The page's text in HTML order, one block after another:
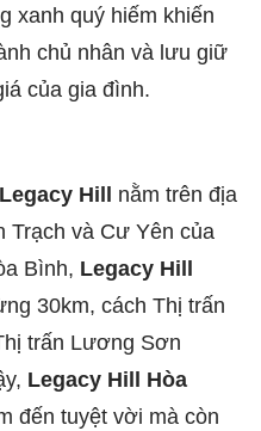
xanh quý hiếm khiến
chủ nhân và lưu giữ
của gia đình.
Legacy Hill
nằm trên địa
Trạch và Cư Yên của
Bình, Legacy Hill
30km, cách Thị trấn
trấn Lương Sơn
Legacy Hill Hòa
đến tuyệt vời mà còn